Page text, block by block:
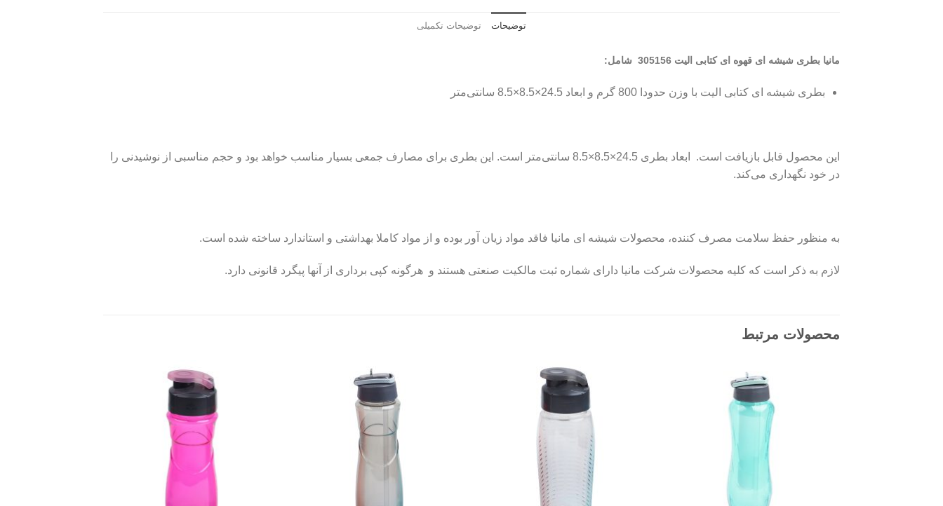
توضیحات توضیحات تکمیلی
مانیا بطری شیشه ای قهوه ای کتابی الیت 305156 شامل :
بطری شیشه ای کتابی الیت با وزن حدودا 800 گرم و ابعاد 24.5×8.5×8.5 سانتی‌متر
این محصول قابل بازیافت است. ابعاد بطری 24.5×8.5×8.5 سانتی‌متر است. این بطری برای مصارف جمعی بسیار مناسب خواهد بود و حجم مناسبی از نوشیدنی را
در خود نگهداری می‌کند.
به منظور حفظ سلامت مصرف کننده، محصولات شیشه ای مانیا فاقد مواد زیان آور بوده و از مواد کاملا بهداشتی و استاندارد ساخته شده است.
لازم به ذکر است که کلیه محصولات شرکت مانیا دارای شماره ثبت مالکیت صنعتی هستند و هرگونه کپی برداری از آنها پیگرد قانونی دارد.
محصولات مرتبط